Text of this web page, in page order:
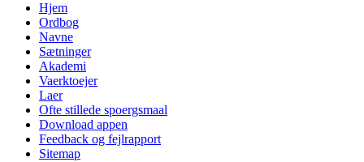
Hjem
Ordbog
Navne
Sætninger
Akademi
Vaerktoejer
Laer
Ofte stillede spoergsmaal
Download appen
Feedback og fejlrapport
Sitemap